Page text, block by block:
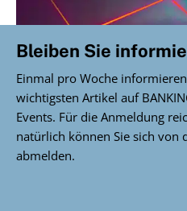
Bleiben Sie
Einmal pro Woche
wichtigsten Artikel auf
Events. Für die Anmeldung
natürlich können Sie sich von
abmelden.